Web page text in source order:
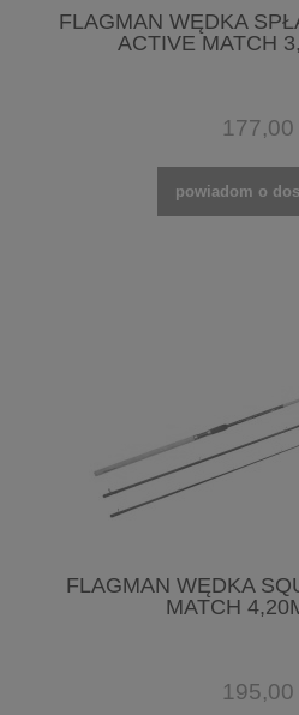
FLAGMAN WĘDKA
ACTIVE MATCH
177,00
powiadom o
FLAGMAN WĘDKA
MATCH
195,00